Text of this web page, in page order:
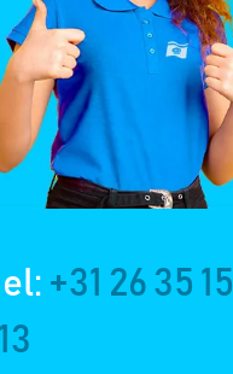
+31 26 35 15